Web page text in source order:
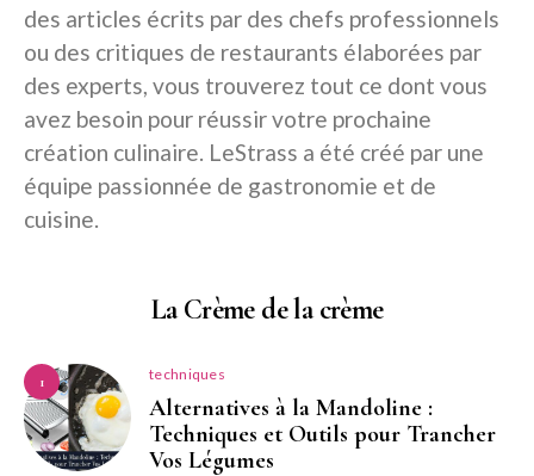
des articles écrits par des chefs professionnels
ou des critiques de restaurants élaborées par
des experts, vous trouverez tout ce dont vous
avez besoin pour réussir votre prochaine
création culinaire. LeStrass a été créé par une
équipe passionnée de gastronomie et de
cuisine.
La Crème de la crème
1 techniques
Alternatives à la Mandoline :
Techniques et Outils pour Trancher
Vos Légumes